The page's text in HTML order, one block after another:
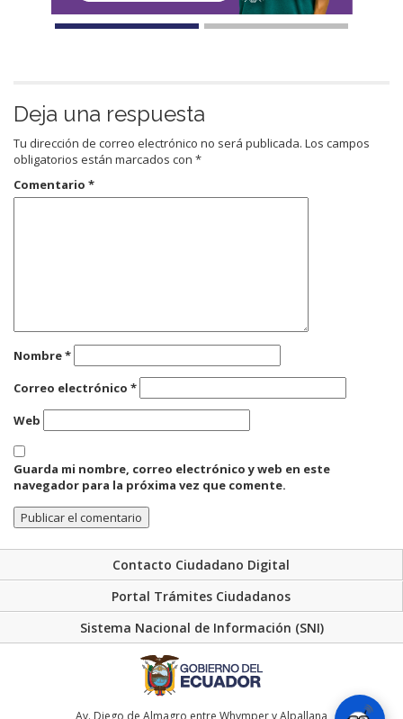
Deja una respuesta
Tu dirección de correo electrónico no será publicada. Los campos
obligatorios están marcados con *
Comentario *
Nombre*
Correo electrónico *
Web
Guarda mi nombre, correo electrónico y web en este
navegador para la próxima vez que comente.
Contacto Ciudadano Digital
Portal Trámites Ciudadanos
Sistema Nacional de Información (SNI)
Av. Diego de Almagro entre Whymper y Alpallana